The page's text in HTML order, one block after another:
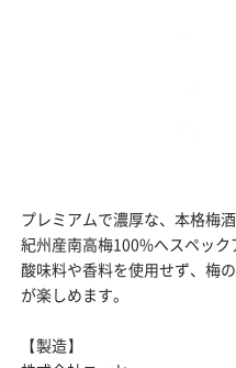
プレミアムで濃厚な、本格梅
紀州産南高梅100%へスペック
酸味料や香料を使用せず、梅
が楽しめます。
【製造】